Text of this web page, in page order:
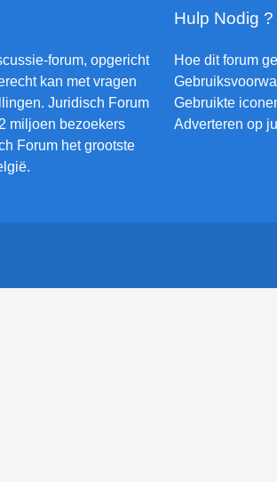
forum, opgericht
kan met vragen
Juridisch Forum
miljoen bezoekers
Forum het grootste
Hulp Nodig ?
Hoe dit forum
Gebruikte
Adverteren op